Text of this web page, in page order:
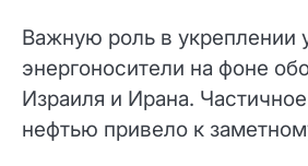
Важную роль в укреплении
энергоносители на фоне
Израиля и Ирана.
нефтью привело к